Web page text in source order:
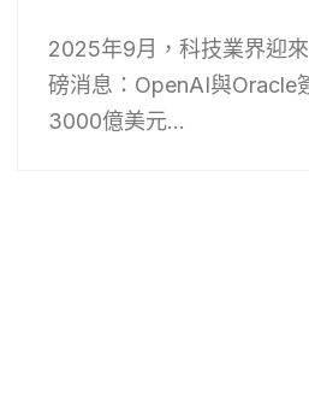
2025年9月，科技業界迎
磅消息：OpenAI與Oracle
3000億美元...